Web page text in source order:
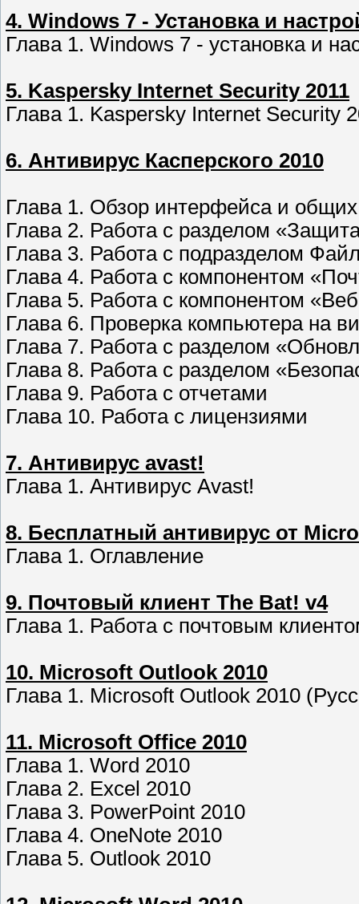
4. Windows 7 - Установка и
Глава 1. Windows 7 - установка и
5. Kaspersky Internet Security 2011
Глава 1. Kaspersky Internet Security
6. Антивирус Касперского 2010
Глава 1. Обзор интерфейса и общих
Глава 2. Работа с разделом
Глава 3. Работа с подразделом
Глава 4. Работа с компонентом
Глава 5. Работа с компонентом
Глава 6. Проверка компьютера на
Глава 7. Работа с разделом
Глава 8. Работа с разделом
Глава 9. Работа с отчетами
Глава 10. Работа с лицензиями
7. Антивирус avast!
Глава 1. Антивирус Avast!
8. Бесплатный антивирус от
Глава 1. Оглавление
9. Почтовый клиент The Bat! v4
Глава 1. Работа с почтовым
10. Microsoft Outlook 2010
Глава 1. Microsoft Outlook 2010
11. Microsoft Office 2010
Глава 1. Word 2010
Глава 2. Excel 2010
Глава 3. PowerPoint 2010
Глава 4. OneNote 2010
Глава 5. Outlook 2010